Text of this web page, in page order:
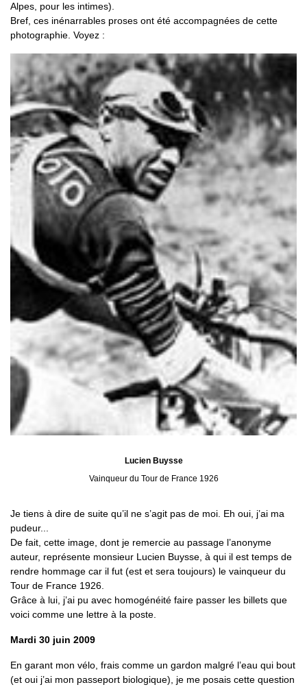
Alpes, pour les intimes).
Bref, ces inénarrables proses ont été accompagnées de cette
photographie. Voyez :
Lucien Buysse
Vainqueur du Tour de France 1926
Je tiens à dire de suite qu’il ne s’agit pas de moi. Eh oui, j’ai ma
pudeur...
De fait, cette image, dont je remercie au passage l’anonyme
auteur, représente monsieur Lucien Buysse, à qui il est temps de
rendre hommage car il fut (est et sera toujours) le vainqueur du
Tour de France 1926.
Grâce à lui, j’ai pu avec homogénéité faire passer les billets que
voici comme une lettre à la poste.
Mardi 30 juin 2009
En garant mon vélo, frais comme un gardon malgré l’eau qui bout
(et oui j’ai mon passeport biologique), je me posais cette question